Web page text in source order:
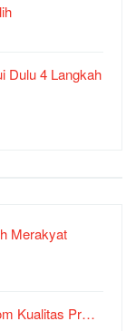
Dulu 4 Langkah
Merakyat
Kualitas Pr…